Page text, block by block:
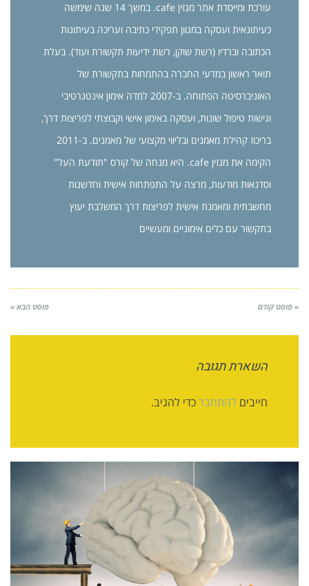
עורכת ומייסדת אתר מגזין cafe. במשך 14 שנה שימשה
כעיתונאית ועסקה במגוון תפקידי כתיבה ועריכה בעיתונות
הכתובה וברדיו (רשת שוקן, רשת ידיעות תקשורת ועוד). בעלת
תואר ראשון במדעי החברה בהתמחות בתקשורת של
האוניברסיטה הפתוחה. ב-2007 למדה אימון אינטגרטיבי
וגישות טיפול שונות, ועסקה באימון אישי וקבוצתי לפריצות דרך,
בריכוז קהילת מאמנים ובליווי מקצועי של מאמנים. ב-2011
הקימה את מגזין cafe. היא מנחה של קורס "תודעת העל"
וסדנאות מודעות, מרצה על התפתחות אישית וחדשנות
מחשבתית ומאמנת אישית לפריצות דרך המשלבת יעוץ
בתקשור עם כלים אימוניים ומעשיים
« פוסט קודם פוסט הבא »
השארת תגובה
חייבים להתחברכדי להגיב.